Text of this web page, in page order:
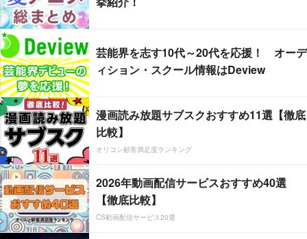
芸能界を志す10代～20代を応援！ オーデ
ィション・スクール情報はDeview
漫画読み放題サブスクおすすめ11選【徹底
比較】
オリコン顧客満足度ランキング
2026年動画配信サービスおすすめ40選
【徹底比較】
CS動画配信サービス20選